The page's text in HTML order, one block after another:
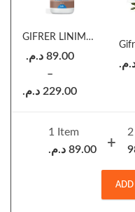
GIFRER LINIMENT OLEO-CALCAIRE
89.00 د.م.
–
229.00 د.م.
1 Item
89.00 د.م.
2
ADD